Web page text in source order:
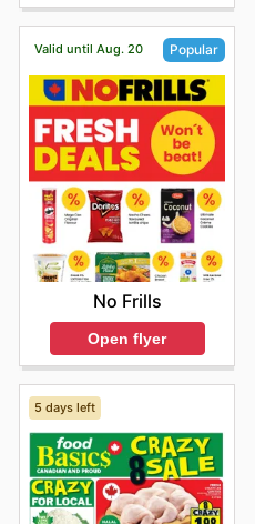
Valid until Aug. 20 Popular
No Frills
Open flyer
5 days left